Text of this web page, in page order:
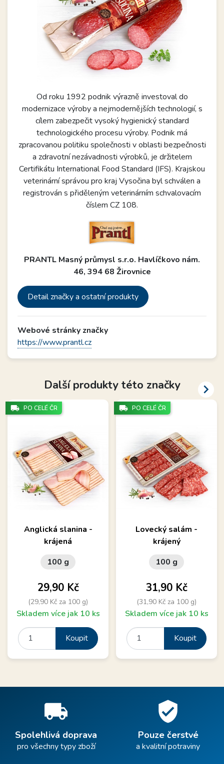
Od roku 1992 podnik výrazně investoval do
modernizace výroby a nejmodernějších technologií, s
cílem zabezpečit vysoký hygienický standard
technologického procesu výroby. Podnik má
zpracovanou politiku společnosti v oblasti bezpečnosti
a zdravotní nezávadnosti výrobků, je držitelem
Certifikátu International Food Standard (IFS). Krajskou
veterinární správou pro kraj Vysočina byl schválen a
registrován s přiděleným veterinárním schvalovacím
číslem CZ 108.
PRANTL Masný průmysl s.r.o. Havlíčkovo nám.
46, 394 68 Žirovnice
Detail značky a ostatní produkty
Webové stránky značky
https://www.prantl.cz
Další produkty této značky
Anglická slanina -
krájená
100 g
Cena
29,90 Kč
(29,90 Kč za 100 g)
Skladem více jak 10 ks
Koupit
local_shipping PO CELÉ ČR
Lovecký salám -
krájený
100 g
Cena
31,90 Kč
(31,90 Kč za 100 g)
Skladem více jak 10 ks
Koupit
local_shipping PO CELÉ ČR

local_shipping
Spolehlivá doprava
pro všechny typy zboží
verified_user
Pouze čerstvé
a kvalitní potraviny